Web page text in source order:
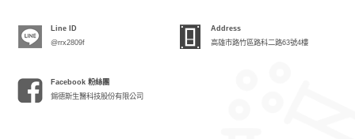
Line ID
@rrx2809f
Address
高雄市路竹區路科二路63號4樓
Facebook 粉絲團
錫德斯生醫科技股份有限公司